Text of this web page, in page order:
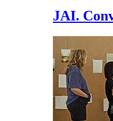
JAI.